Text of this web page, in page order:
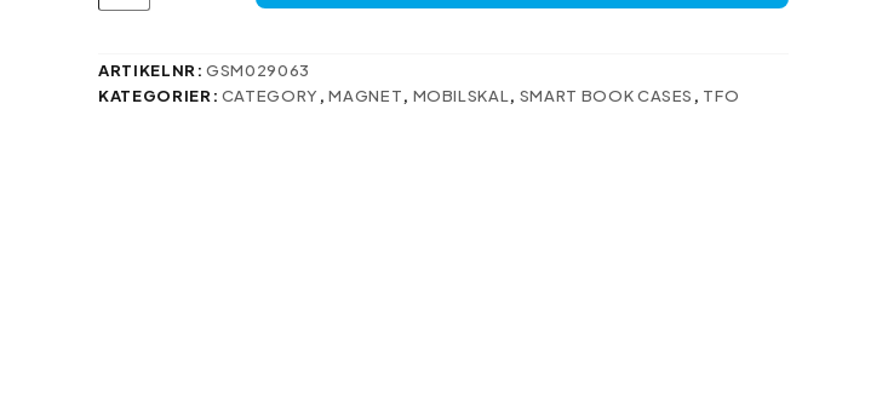
J7
2017
ARTIKELNR:GSM029063
KATEGORIER: CATEGORY ,MAGNET, MOBILSKAL , SMART BOOK CASES , TFO